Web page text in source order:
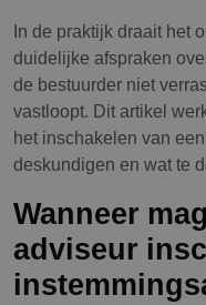
In de praktijk draait het
duidelijke afspraken
de bestuurder niet
vastloopt. Dit artikel
het inschakelen van
deskundigen en wat te
Wanneer
adviseur